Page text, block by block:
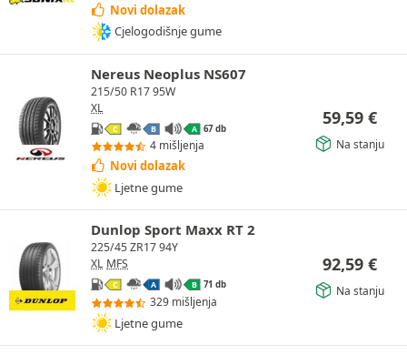
Novi dolazak
Cjelogodišnje gume
Nereus Neoplus NS607
215/50 R17 95W
XL
C B A 67 db
4 mišljenja
Novi dolazak
Ljetne gume
59,59 €
Na stanju
Dunlop Sport Maxx RT 2
225/45 ZR17 94Y
XL MFS
C A B 71 db
329 mišljenja
Ljetne gume
92,59 €
Na stanju